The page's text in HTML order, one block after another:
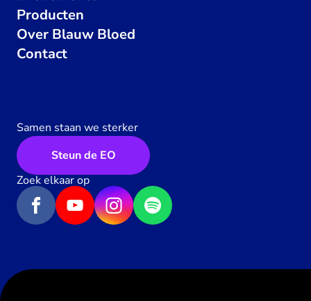
Producten
Over Blauw Bloed
Contact
Samen staan we sterker
Steun de EO
Zoek elkaar op